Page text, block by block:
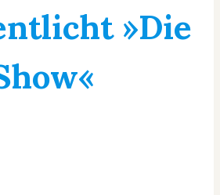
»Die